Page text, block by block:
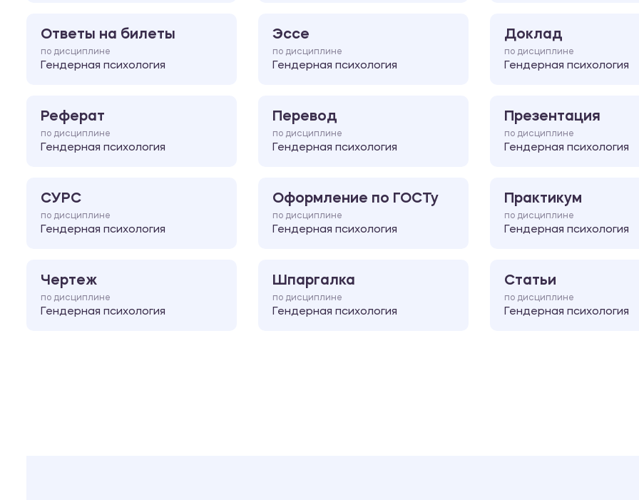
Ответы на билеты
по дисциплине
Гендерная психология
Эссе
по дисциплине
Гендерная психология
Доклад
по дисциплине
Гендерная психология
Реферат
по дисциплине
Гендерная психология
Перевод
по дисциплине
Гендерная психология
Презентация
по дисциплине
Гендерная психология
СУРС
по дисциплине
Гендерная психология
Оформление по ГОСТу
по дисциплине
Гендерная психология
Практикум
по дисциплине
Гендерная психология
Чертеж
по дисциплине
Гендерная психология
Шпаргалка
по дисциплине
Гендерная психология
Статьи
по дисциплине
Гендерная психология